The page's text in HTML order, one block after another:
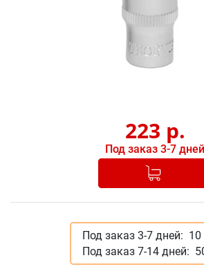
223 р.
Под заказ 3-7 дней
Добавлено в
Под заказ 3-7 дней:
Под заказ 7-14 дней: